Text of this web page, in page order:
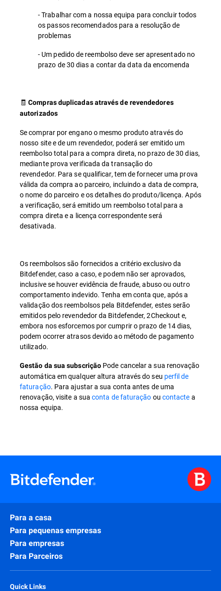
- Trabalhar com a nossa equipa para concluir todos
os passos recomendados para a resolução de
problemas
- Um pedido de reembolso deve ser apresentado no
prazo de 30 dias a contar da data da encomenda
🧾Compras duplicadas através de revendedores
autorizados
Se comprar por engano o mesmo produto através do
nosso site e de um revendedor, poderá ser emitido um
reembolso total para a compra direta, no prazo de 30 dias,
mediante prova verificada da transação do
revendedor. Para se qualificar, tem de fornecer uma prova
válida da compra ao parceiro, incluindo a data de compra,
o nome do parceiro e os detalhes do produto/licença. Após
a verificação, será emitido um reembolso total para a
compra direta e a licença correspondente será
desativada.
Os reembolsos são fornecidos a critério exclusivo da
Bitdefender, caso a caso, e podem não ser aprovados,
inclusive se houver evidência de fraude, abuso ou outro
comportamento indevido. Tenha em conta que, após a
validação dos reembolsos pela Bitdefender, estes serão
emitidos pelo revendedor da Bitdefender, 2Checkout e,
embora nos esforcemos por cumprir o prazo de 14 dias,
podem ocorrer atrasos devido ao método de pagamento
utilizado.
Gestão da sua subscrição Pode cancelar a sua renovação
automática em qualquer altura através do seu perfil de
faturação. Para ajustar a sua conta antes de uma
renovação, visite a suaconta de faturação ou contacte a
nossa equipa.
Para a casa
Para pequenas empresas
Para empresas
Para Parceiros
Quick Links